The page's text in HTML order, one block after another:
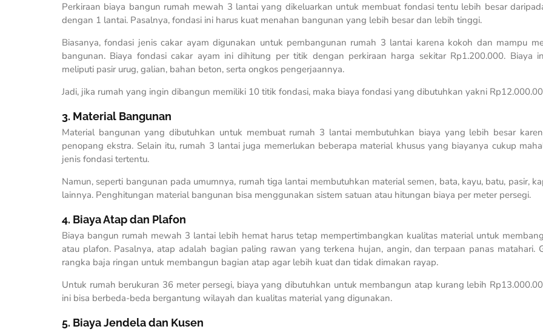
Perkiraan biaya bangun rumah mewah 3 lantai yang dikeluarkan untuk membuat fondasi tentu lebih besar
dengan 1 lantai. Pasalnya, fondasi ini harus kuat menahan bangunan yang lebih besar dan lebih tinggi.
Biasanya, fondasi jenis cakar ayam digunakan untuk pembangunan rumah 3 lantai karena kokoh dan mampu
bangunan. Biaya fondasi cakar ayam ini dihitung per titik dengan perkiraan harga sekitar Rp1.200.000. Biaya
meliputi pasir urug, galian, bahan beton, serta ongkos pengerjaannya.
Jadi, jika rumah yang ingin dibangun memiliki 10 titik fondasi, maka biaya fondasi yang dibutuhkan yakni
3. Material Bangunan
Material bangunan yang dibutuhkan untuk membuat rumah 3 lantai membutuhkan biaya yang lebih besar
penopang ekstra. Selain itu, rumah 3 lantai juga memerlukan beberapa material khusus yang biayanya cukup
jenis fondasi tertentu.
Namun, seperti bangunan pada umumnya, rumah tiga lantai membutuhkan material semen, bata, kayu, batu, pasir,
lainnya. Penghitungan material bangunan bisa menggunakan sistem satuan atau hitungan biaya per meter persegi.
4. Biaya Atap dan Plafon
Biaya bangun rumah mewah 3 lantai lebih hemat harus tetap mempertimbangkan kualitas material untuk
atau plafon. Pasalnya, atap adalah bagian paling rawan yang terkena hujan, angin, dan terpaan panas matahari.
rangka baja ringan untuk membangun bagian atap agar lebih kuat dan tidak dimakan rayap.
Untuk rumah berukuran 36 meter persegi, biaya yang dibutuhkan untuk membangun atap kurang lebih
ini bisa berbeda-beda bergantung wilayah dan kualitas material yang digunakan.
5. Biaya Jendela dan Kusen